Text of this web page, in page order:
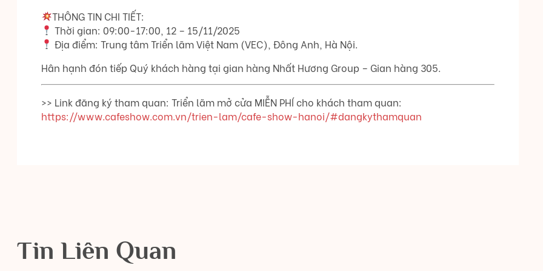
THÔNG TIN CHI TIẾT:
Thời gian: 09:00-17:00, 12 – 15/11/2025
Địa điểm: Trung tâm Triển lãm Việt Nam (VEC), Đông Anh, Hà Nội.
Hân hạnh đón tiếp Quý khách hàng tại gian hàng Nhất Hương Group – Gian hàng 305.
>> Link đăng ký tham quan: Triển lãm mở cửa MIỄN PHÍ cho khách tham quan:
https://www.cafeshow.com.vn/trien-lam/cafe-show-hanoi/#dangkythamquan
Tin Liên Quan